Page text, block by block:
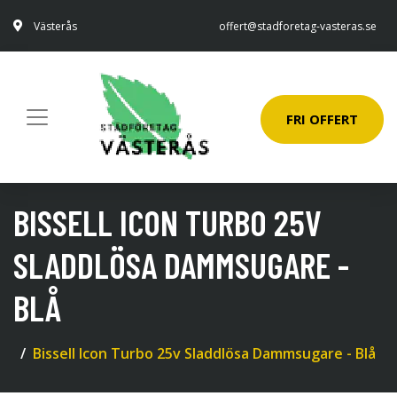
Västerås offert@stadforetag-vasteras.se
FRI OFFERT
BISSELL ICON TURBO 25V
SLADDLÖSA DAMMSUGARE -
BLÅ
Bissell Icon Turbo 25v Sladdlösa Dammsugare - Blå